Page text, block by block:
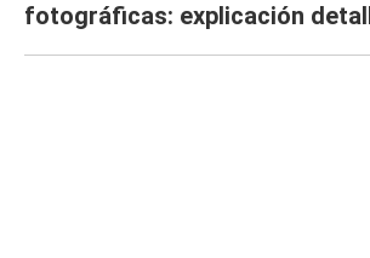
fotográficas: explicación